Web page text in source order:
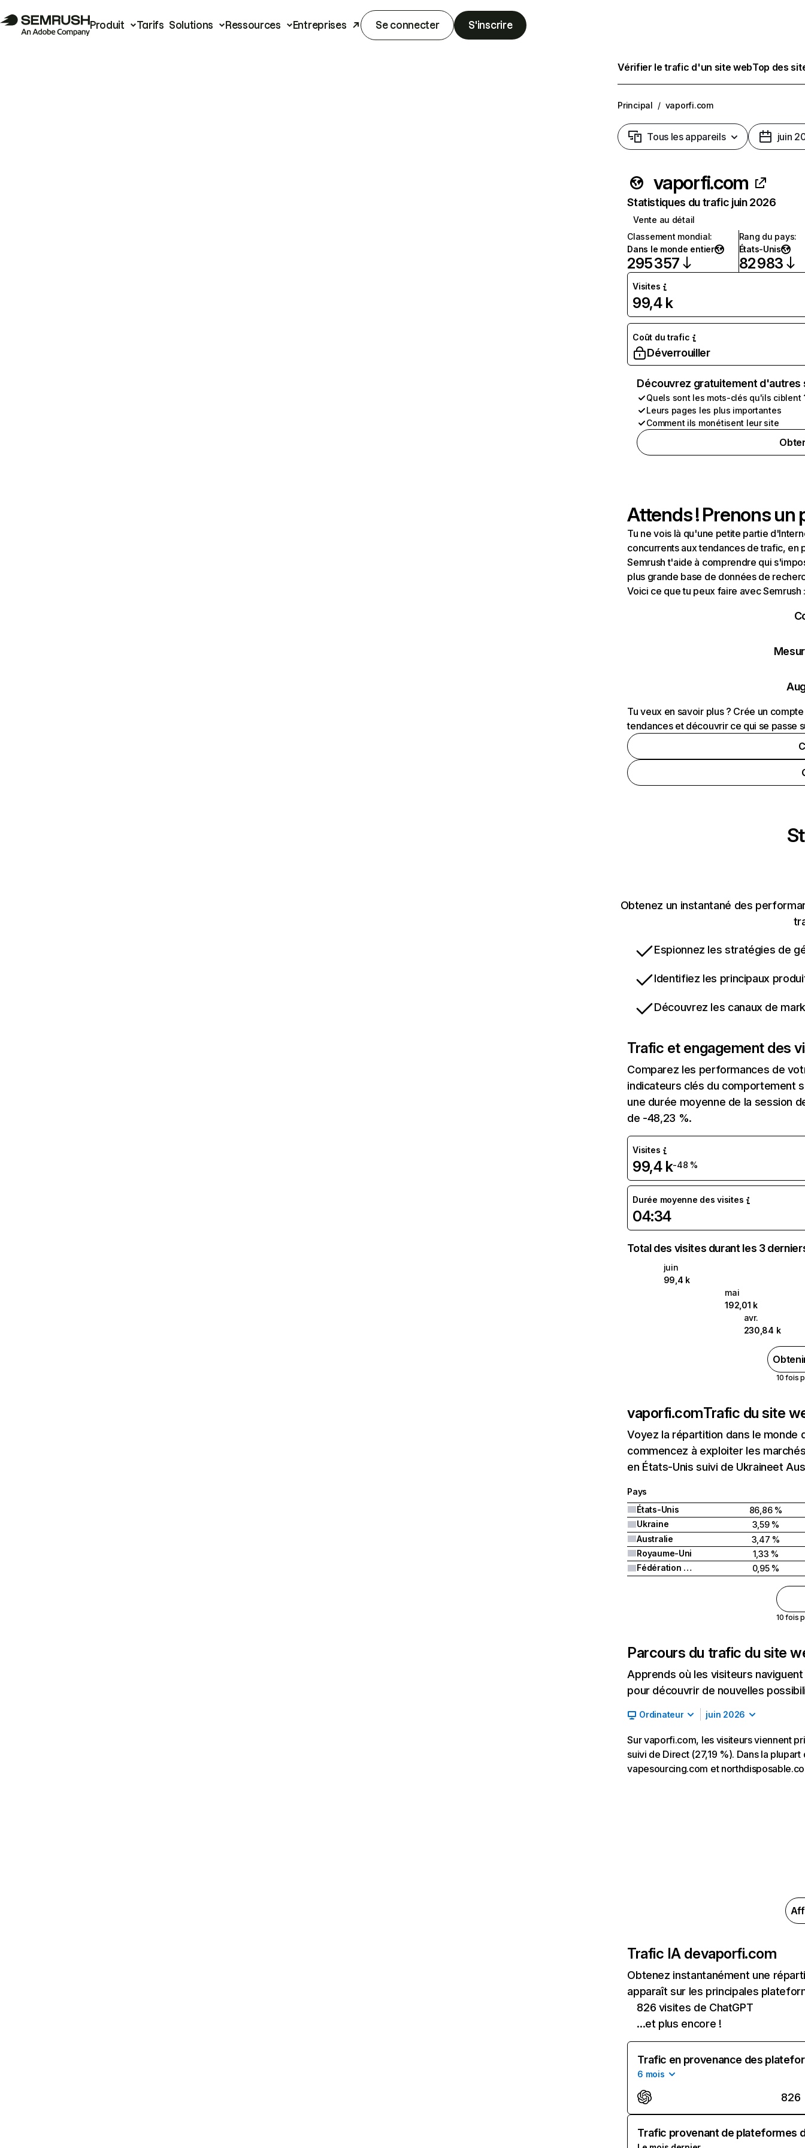
Produit Tarifs Solutions Ressources Entreprises Se connecter S'inscrire
Vérifier le trafic d'un site webTop des
Principal / vaporfi.com
Tous les appareils juin
vaporfi.com
Statistiques du trafic juin 2026
Vente au détail
Classement mondial:
Dans le monde entier
295 357
Rang du pays:
États-Unis
82 983
Visites
99,4 k
Coût du trafic
Déverrouiller
Découvrez gratuitement
Quels sont les mots-clés qu'ils ciblent
Leurs pages les plus importantes
Comment ils monétisent leur site
Attends ! Prenons un
Tu ne vois là qu'une petite partie
concurrents aux tendances de trafic, en
Semrush t'aide à comprendre qui
plus grande base de données de
Voici ce que tu peux faire avec Semrush
Tu veux en savoir plus ? Crée un
tendances et découvrir ce qui se passe
Obtenez un instantané des
Espionnez les stratégies de
Identifiez les principaux
Découvrez les canaux de
Trafic et engagement des
Comparez les performances de
indicateurs clés du comportement
une durée moyenne de la session
de -48,23 %.
Visites
99,4 k-48 %
Durée moyenne des visites
04:34
Total des visites durant les 3
juin
99,4 k
mai
192,01 k
avr.
230,84 k
10 fois
vaporfi.comTrafic du site
Voyez la répartition dans le
commencez à exploiter les
en États-Unis suivi de Ukraineet
Pays
États-Unis
86,86 %
Ukraine
3,59 %
Australie
3,47 %
Royaume-Uni
1,33 %
Fédération de Russie
0,95 %
10 fois
Parcours du trafic du site
Apprends où les visiteurs
pour découvrir de nouvelles
Ordinateur juin 2026
Sur vaporfi.com, les visiteurs viennent
suivi de Direct (27,19 %). Dans la
vapesourcing.com et
Trafic IA devaporfi.com
Obtenez instantanément une
apparaît sur les principales
826 visites de ChatGPT
...et plus encore !
Trafic en provenance des
6 mois
826
Trafic provenant de plateformes